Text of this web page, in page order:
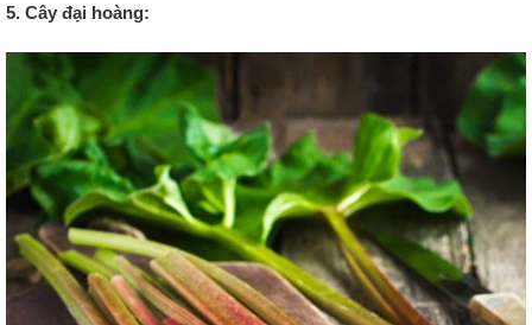
5. Cây đại hoàng: